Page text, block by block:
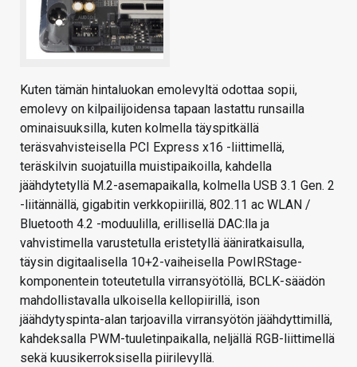
Kuten tämän hintaluokan emolevyltä odottaa sopii,
emolevy on kilpailijoidensa tapaan lastattu runsailla
ominaisuuksilla, kuten kolmella täyspitkällä
teräsvahvisteisella PCI Express x16 -liittimellä,
teräskilvin suojatuilla muistipaikoilla, kahdella
jäähdytetyllä M.2-asemapaikalla, kolmella USB 3.1 Gen. 2
-liitännällä, gigabitin verkkopiirillä, 802.11 ac WLAN /
Bluetooth 4.2 -moduulilla, erillisellä DAC:lla ja
vahvistimella varustetulla eristetyllä ääniratkaisulla,
täysin digitaalisella 10+2-vaiheisella PowIRStage-
komponentein toteutetulla virransyötöllä, BCLK-säädön
mahdollistavalla ulkoisella kellopiirillä, ison
jäähdytyspinta-alan tarjoavilla virransyötön jäähdyttimillä,
kahdeksalla PWM-tuuletinpaikalla, neljällä RGB-liittimellä
sekä kuusikerroksisella piirilevyllä.